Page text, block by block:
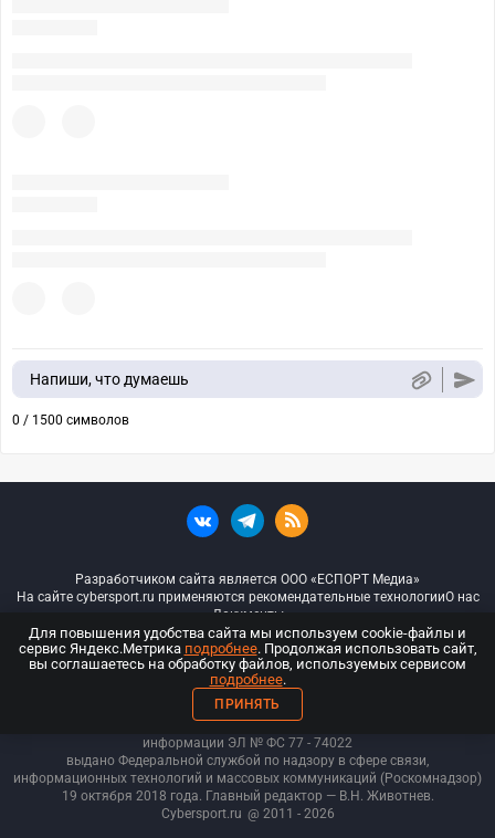
Напиши, что думаешь
0 / 1500 символов
Разработчиком сайта является ООО «ЕСПОРТ Медиа»
На сайте cybersport.ru применяются рекомендательные технологииО нас
Документы
© ООО «Киберспорт.ру» — Все права защищены
18+
ООО «Киберспорт.ру». Свидетельство о регистрации средств массовой
информации ЭЛ № ФС 77 - 74022
выдано Федеральной службой по надзору в сфере связи,
информационных технологий и массовых коммуникаций (Роскомнадзор)
19 октября 2018 года. Главный редактор — В.Н. Животнев.
Cybersport.ru @ 2011 - 2026
Для повышения удобства сайта мы используем cookie-файлы и
сервис Яндекс.Метрика подробнее. Продолжая использовать сайт,
вы соглашаетесь на обработку файлов, используемых сервисом
подробнее.
ПРИНЯТЬ